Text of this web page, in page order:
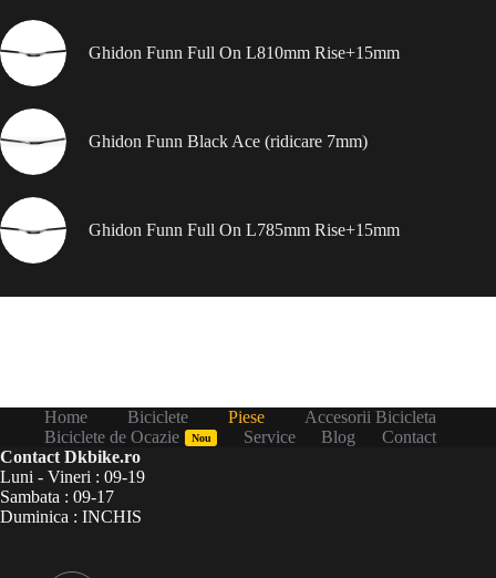
Ghidon Funn Full On L810mm Rise+15mm
Ghidon Funn Black Ace (ridicare 7mm)
Ghidon Funn Full On L785mm Rise+15mm
Home Biciclete Piese
Accesorii Bicicleta
Biciclete de Ocazie
Nou Service Blog
Contact
Contact Dkbike.ro
Luni - Vineri : 09-19
Sambata : 09-17
Duminica : INCHIS